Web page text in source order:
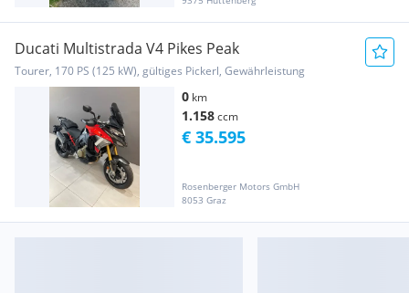
Ducati Multistrada V4 Pikes Peak
Tourer, 170 PS (125 kW), gültiges Pickerl, Gewährleistung
0 km
1.158ccm
Rosenberger Motors GmbH
8053 Graz
€ 35.595